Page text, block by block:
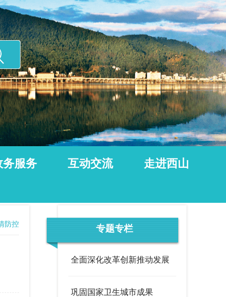
务服务 互动交流 走进西山
法定主动公开内容
办事服务统计公示
防控 专题专栏
全面深化改革创新推动发展
巩固国家卫生城市成果